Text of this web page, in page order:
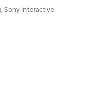
Sony Interactive